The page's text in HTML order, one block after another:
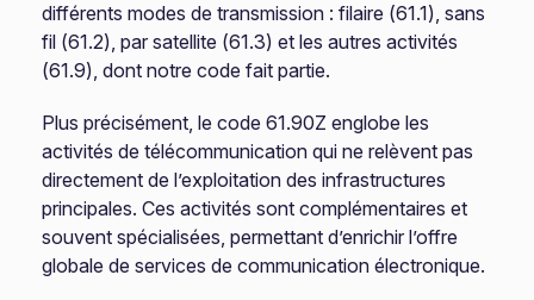
différents modes de transmission : filaire (61.1), sans
fil (61.2), par satellite (61.3) et les autres activités
(61.9), dont notre code fait partie.
Plus précisément, le code 61.90Z englobe les
activités de télécommunication qui ne relèvent pas
directement de l’exploitation des infrastructures
principales. Ces activités sont complémentaires et
souvent spécialisées, permettant d’enrichir l’offre
globale de services de communication électronique.